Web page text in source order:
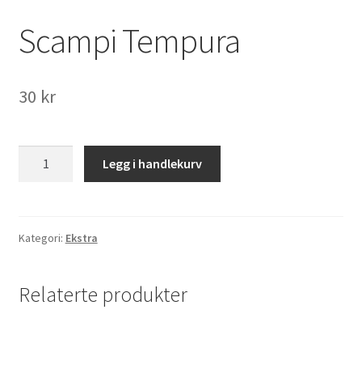
Scampi Tempura
30 kr
Legg i handlekurv
Kategori: Ekstra
Relaterte produkter